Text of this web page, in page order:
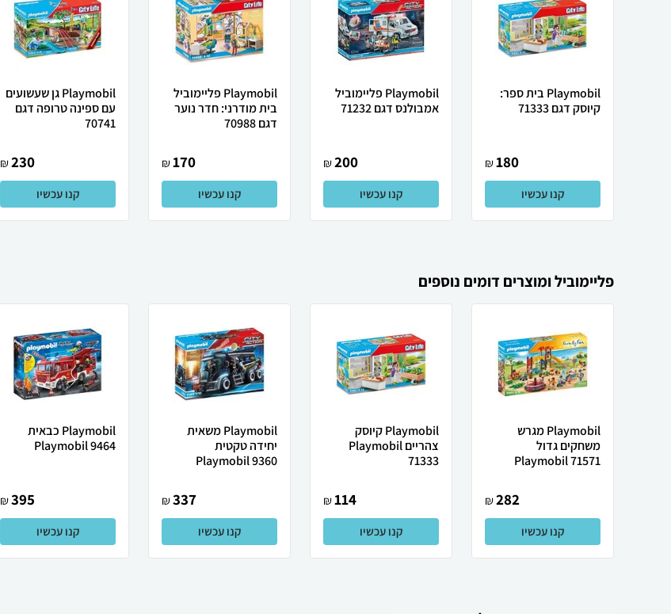
Playmobil בית ספר:
קיוסק דגם 71333
180
₪
קנו עכשיו
Playmobil פליימוביל
אמבולנס דגם 71232
200
₪
קנו עכשיו
Playmobil פליימוביל
בית מודרני: חדר נוער
דגם 70988
170
₪
קנו עכשיו
Playmobil גן שעשועים
עם ספינה טרופה דגם
70741
230
₪
קנו עכשיו
פליימוביל ומוצרים דומים נוספים
Playmobil מגרש
משחקים גדול
Playmobil 71571
282
₪
קנו עכשיו
Playmobil קיוסק
צהריים Playmobil
71333
114
₪
קנו עכשיו
Playmobil משאית
יחידה טקטית
Playmobil 9360
337
₪
קנו עכשיו
Playmobil כבאית
Playmobil 9464
395
₪
קנו עכשיו